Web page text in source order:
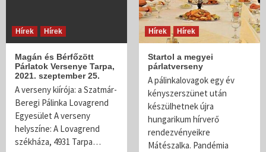
Hírek Hírek
Magán és Bérfőzött
Párlatok Versenye Tarpa,
2021. szeptember 25.
A verseny kiírója: a Szatmár-
Beregi Pálinka Lovagrend
Egyesület A verseny
helyszíne: A Lovagrend
székháza, 4931 Tarpa…
Hírek Hírek
Startol a megyei
párlatverseny
A pálinkalovagok egy év
kényszerszünet után
készülhetnek újra
hungarikum hírverő
rendezvényeikre
Mátészalka. Pandémia